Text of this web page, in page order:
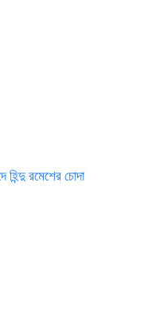
হিন্দু রমেশের চোদা